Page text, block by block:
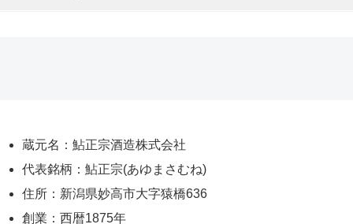
蔵元名：鮎正宗酒造株式会社
代表銘柄：鮎正宗(あゆまさむね)
住所：新潟県妙高市大字猿橋636
創業：西暦1875年